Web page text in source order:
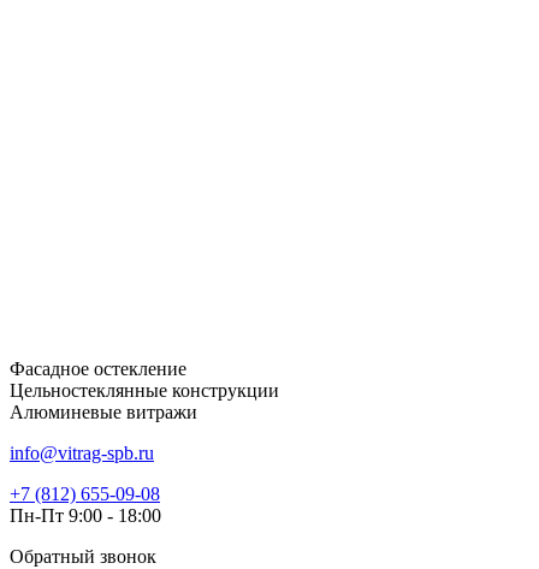
Фасадное остекление
Цельностеклянные конструкции
Алюминевые витражи
info@vitrag-spb.ru
+7 (812) 655-09-08
Пн-Пт 9:00 - 18:00
Обратный звонок